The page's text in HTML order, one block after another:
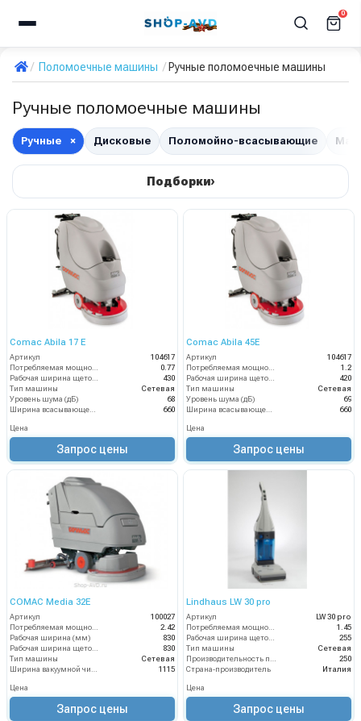
0
Поломоечные машины Ручные поломоечные машины
Ручные поломоечные машины
Ручные × Дисковые Поломойно-всасывающие
Подборки›
Comac Abila 17 E
Артикул
104617
0.77
430
Тип машины
Сетевая
Уровень шума (дБ)
68
660
Цена
Запрос цены
Comac Abila 45E
Артикул
104617
1.2
420
Тип машины
Сетевая
Уровень шума (дБ)
69
660
Цена
Запрос цены
COMAC Media 32E
Артикул
100027
Потребляемая мощность (кВт)
2.42
Рабочая ширина (мм)
830
Рабочая ширина щеток (мм)
830
Тип машины
Сетевая
Ширина вакуумной чистки (мм)
1115
Цена
Запрос цены
Lindhaus LW 30 pro
Артикул
LW 30 pro
Потребляемая мощность (кВт)
1.45
Рабочая ширина щеток (мм)
255
Тип машины
Сетевая
Производительность по площади (м2/ч)
250
Страна-производитель
Италия
Цена
Запрос цены